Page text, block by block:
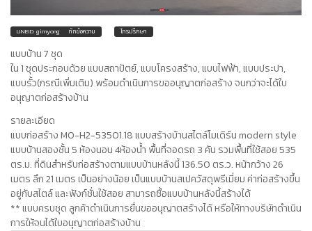
LINEID: gimyong ทักข้อความ โทรปรึกษา
แบบบ้าน 7 ชุด
ใน 1 ชุดประกอบด้วย แบบสถาปัตย์, แบบโครงสร้าง, แบบไฟฟ้า, แบบประปา,
แบบรั้ว(กรณีเพิ่มเติม) พร้อมดำเนินการขออนุญาตก่อสร้าง จนกว่าจะได้ใบ
อนุญาตก่อสร้างบ้าน
รายละเอียด
แบบก่อสร้าง MO-H2-53501.18 แบบสร้างบ้านสไตล์โมเดิร์น modern style
แบบบ้านสองชั้น 5 ห้องนอน 4ห้องน้ำ พื้นที่จอดรถ 3 คัน รวมพื้นที่ใช้สอย 535
ตร.ม. ที่ดินสำหรับก่อสร้างตามแบบบ้านหลังนี้ 136.50 ตร.ว. หน้ากว้าง 26
เมตร ลึก 21 เมตร เป็นอย่างน้อย เป็นแบบบ้านสเปควัสดุพรีเมี่ยม ค่าก่อสร้างขึ้น
อยู่กับสไตล์ และฟังก์ชั่นใช้สอย สามารถซื้อแบบบ้านหลังนี้สร้างได้
** แบบครบชุด ลูกค้าดำเนินการยื่นขออนุญาตสร้างได้ หรือให้ทางบริษัทดำเนิน
การให้จนได้ใบอนุญาตก่อสร้างบ้าน